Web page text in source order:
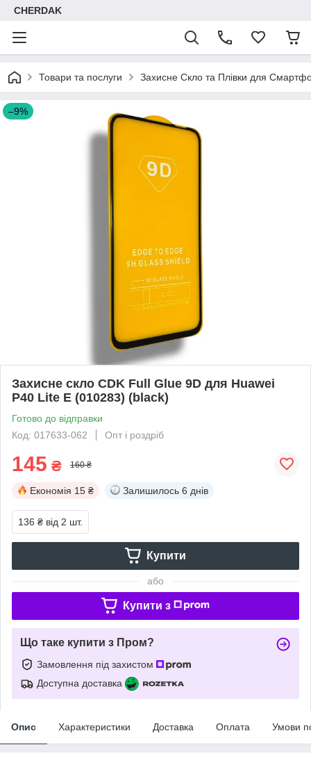
CHERDAK
Товари та послуги Захисне Скло та Плівки для
–9%
Захисне скло CDK Full Glue 9D для Huawei
P40 Lite E (010283) (black)
Готово до відправки
Код: 017633-062
Опт і роздріб
145 ₴ 160 ₴
Економія 15 ₴ Залишилось 6 днів
136 ₴ від 2 шт.
Купити
або
Купити з
Що таке купити з Пром?
Замовлення під захистом
Доступна доставка
Опис Характеристики Доставка Оплата Умови